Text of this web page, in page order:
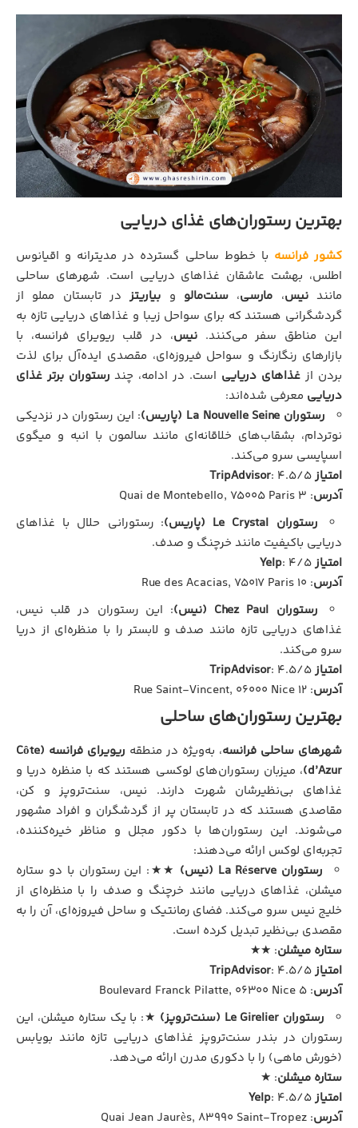
بهترین رستوران‌های غذای دریایی
کشور فرانسه با خطوط ساحلی گسترده در مدیترانه و اقیانوس
اطلس، بهشت عاشقان غذاهای دریایی است. شهرهای ساحلی
مانندنیس، مارسی، سنت‌مالو و بیاریتزدر تابستان مملو از
گردشگرانی هستند که برای سواحل زیبا و غذاهای دریایی تازه به
این مناطق سفر می‌کنند.نیس، در قلب ریویرای فرانسه، با
بازارهای رنگارنگ و سواحل فیروزه‌ای، مقصدی ایده‌آل برای لذت
بردن از غذاهای دریایی است. در ادامه، چند رستوران برتر غذای
دریایی معرفی شده‌اند:
رستوران La Nouvelle Seine (پاریس)
: این رستوران در نزدیکی
نوتردام، بشقاب‌های خلاقانه‌ای مانند سالمون با انبه و میگوی
اسپایسی سرو می‌کند.
امتیاز TripAdvisor: ۴.۵/۵
آدرس: ۳ Quai de Montebello, 75005 Paris
رستوران Le Crystal (پاریس)
: رستورانی حلال با غذاهای
دریایی باکیفیت مانند خرچنگ و صدف.
امتیاز Yelp: ۴/۵
آدرس: ۱۰ Rue des Acacias, 75017 Paris
رستوران Chez Paul (نیس)
: این رستوران در قلب نیس،
غذاهای دریایی تازه مانند صدف و لابستر را با منظره‌ای از دریا
سرو می‌کند.
امتیاز TripAdvisor: ۴.۵/۵
آدرس: ۱۲ Rue Saint-Vincent, 06000 Nice
بهترین رستوران‌های ساحلی
شهرهای ساحلی فرانسه، به‌ویژه در منطقه
ریویرای فرانسه (Côte
d’Azur) ، میزبان رستوران‌های لوکسی هستند که با منظره دریا و
غذاهای بی‌نظیرشان شهرت دارند. نیس، سنت‌تروپز و کن،
مقاصدی هستند که در تابستان پر از گردشگران و افراد مشهور
می‌شوند. این رستوران‌ها با دکور مجلل و مناظر خیره‌کننده،
تجربه‌ای لوکس ارائه می‌دهند:
رستوران La Réserve (نیس)
★★: این رستوران با دو ستاره
میشلن، غذاهای دریایی مانند خرچنگ و صدف را با منظره‌ای از
خلیج نیس سرو می‌کند. فضای رمانتیک و ساحل فیروزه‌ای، آن را به
مقصدی بی‌نظیر تبدیل کرده است.
ستاره میشلن: ★★
امتیاز TripAdvisor: ۴.۵/۵
آدرس: ۵ Boulevard Franck Pilatte, 06300 Nice
رستوران Le Girelier (سنت‌تروپز)
★: با یک ستاره میشلن، این
رستوران در بندر سنت‌تروپز غذاهای دریایی تازه مانند بویابس
(خورش ماهی) را با دکوری مدرن ارائه می‌دهد.
ستاره میشلن: ★
امتیاز Yelp: ۴.۵/۵
آدرس: Quai Jean Jaurès, 83990 Saint-Tropez